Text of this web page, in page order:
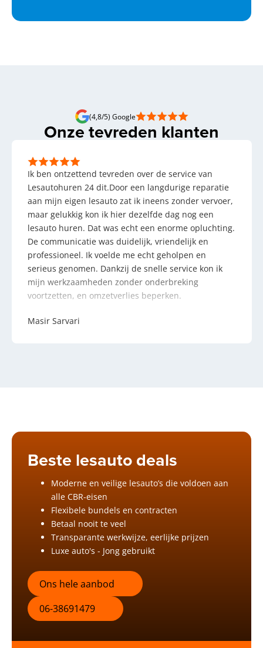
(4,8/5) Google
Onze tevreden klanten
Ik ben ontzettend tevreden over de service van
Lesautohuren 24 dit.Door een langdurige reparatie
aan mijn eigen lesauto zat ik ineens zonder vervoer,
maar gelukkig kon ik hier dezelfde dag nog een
lesauto huren. Dat was echt een enorme opluchting.
De communicatie was duidelijk, vriendelijk en
professioneel. Ik voelde me echt geholpen en
serieus genomen. Dankzij de snelle service kon ik
mijn werkzaamheden zonder onderbreking
voortzetten, en omzetverlies beperken.
Masir Sarvari
Beste lesauto deals
Moderne en veilige lesauto’s die voldoen aan
alle CBR-eisen
Flexibele bundels en contracten
Betaal nooit te veel
Transparante werkwijze, eerlijke prijzen
Luxe auto's - Jong gebruikt
Ons hele aanbod
06-38691479